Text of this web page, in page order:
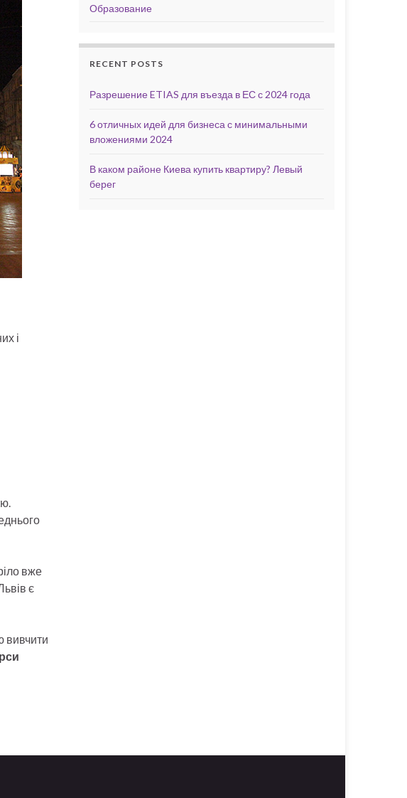
і
вже
є
вивчити
Образование
RECENT POSTS
Разрешение ETIAS для въезда в ЕС с 2024 года
6 отличных идей для бизнеса с минимальными
вложениями 2024
В каком районе Киева купить квартиру? Левый
берег